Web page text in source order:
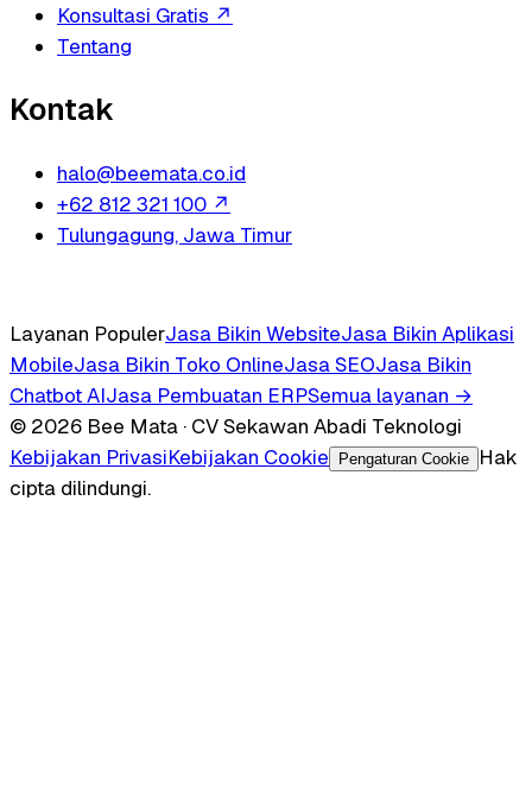
Konsultasi Gratis ↗
Tentang
Kontak
halo@beemata.co.id
+62 812 321 100 ↗
Tulungagung, Jawa Timur
Layanan PopulerJasa Bikin WebsiteJasa Bikin Aplikasi
MobileJasa Bikin Toko OnlineJasa SEOJasa Bikin
Chatbot AIJasa Pembuatan ERPSemua layanan →
© 2026 Bee Mata · CV Sekawan Abadi Teknologi
Kebijakan PrivasiKebijakan Cookie Pengaturan Cookie
Hak
cipta dilindungi.